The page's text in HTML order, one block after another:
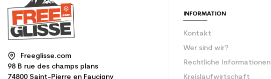
Freeglisse.com
98 B rue des champs plans
74800 Saint-Pierre en Faucigny
INFORMATION
Kontakt
Wer sind wir?
Rechtliche Informationen
Kreislaufwirtschaft